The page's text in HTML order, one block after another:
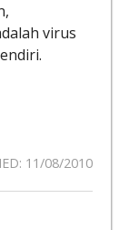
virus
11/08/2010